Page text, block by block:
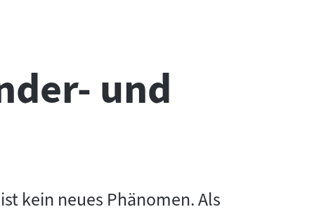
und
kein neues Phänomen. Als